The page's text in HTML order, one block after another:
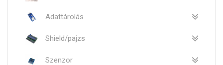
Adattárolás
Shield/pajzs
Szenzor